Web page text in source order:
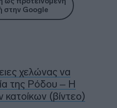
στην Google
χελώνας να
της Ρόδου – Η
(βίντεο)